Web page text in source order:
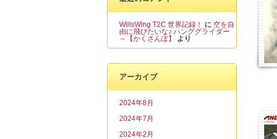
WillsWing T2C 世界記録！ に 空を自
由に飛びたいな♪ ハンググライダー
～【かくさんぽ】
より
アーカイブ
2024年8月
2024年7月
2024年2月